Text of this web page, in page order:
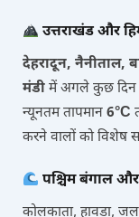
उत्तराखंड और
देहरादून, नैनीताल,
मंडीमें अगले कुछ दिन
न्यूनतम तापमान 6°C
करने वालों को विशेष
पश्चिम बंगाल
कोलकाता, हावड़ा,